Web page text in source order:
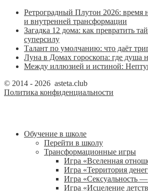
Ретроградный Плутон 2026: время
и внутренней трансформации
Загадка 12 дома: как превратить
суперсилу
Талант по умолчанию: что даёт
Луна в Домах гороскопа: где душа
Между иллюзией и истиной:
© 2014 - 2026 asteta.club
Политика конфиденциальности
Обучение в школе
Перейти в школу
Трансформационные игры
Игра «Вселенная
Игра «Территория
Игра «Сексуальность
Игра «Исцеление